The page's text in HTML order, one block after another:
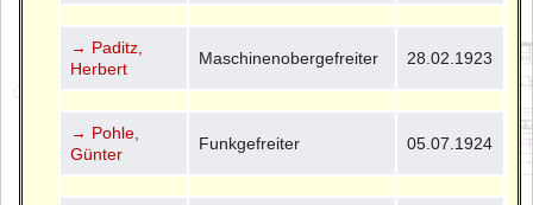
→ Paditz,
Herbert
Maschinenobergefreiter 28.02.1923
→ Pohle,
Günter
Funkgefreiter 05.07.1924